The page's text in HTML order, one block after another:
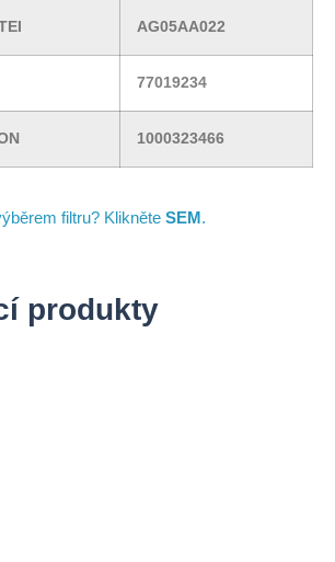
AG05AA022
77019234
1000323466
filtru? Klikněte SEM.
produkty